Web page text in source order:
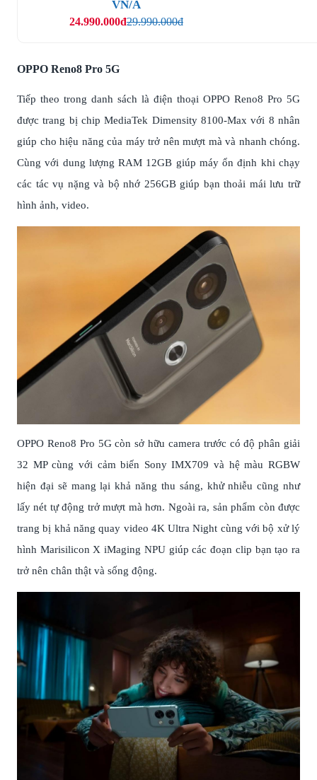
VN/A
24.990.000đ29.990.000đ
OPPO Reno8 Pro 5G
Tiếp theo trong danh sách là điện thoại OPPO Reno8 Pro 5G
được trang bị chip MediaTek Dimensity 8100-Max với 8 nhân
giúp cho hiệu năng của máy trở nên mượt mà và nhanh chóng.
Cùng với dung lượng RAM 12GB giúp máy ổn định khi chạy
các tác vụ nặng và bộ nhớ 256GB giúp bạn thoải mái lưu trữ
hình ảnh, video.
OPPO Reno8 Pro 5G còn sở hữu camera trước có độ phân giải
32 MP cùng với cảm biến Sony IMX709 và hệ màu RGBW
hiện đại sẽ mang lại khả năng thu sáng, khử nhiễu cũng như
lấy nét tự động trở mượt mà hơn. Ngoài ra, sản phẩm còn được
trang bị khả năng quay video 4K Ultra Night cùng với bộ xử lý
hình Marisilicon X iMaging NPU giúp các đoạn clip bạn tạo ra
trở nên chân thật và sống động.